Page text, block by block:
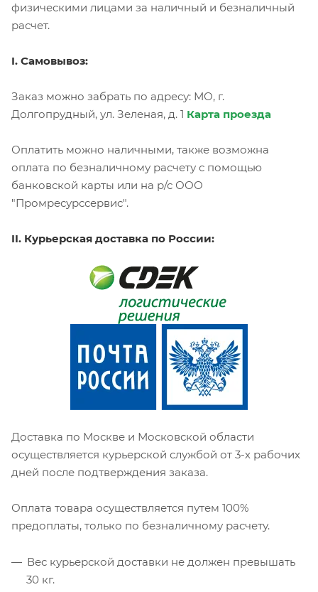
физическими лицами за наличный и безналичный
расчет.
I. Самовывоз:
Заказ можно забрать по адресу: МО, г.
Долгопрудный, ул. Зеленая, д. 1 Карта проезда
Оплатить можно наличными, также возможна
оплата по безналичному расчету с помощью
банковской карты или на р/с ООО
"Промресурссервис".
II. Курьерская доставка по России:
Доставка по Москве и Московской области
осуществляется курьерской службой от 3-х рабочих
дней после подтверждения заказа.
Оплата товара осуществляется путем 100%
предоплаты, только по безналичному расчету.
Вес курьерской доставки не должен превышать
30 кг.